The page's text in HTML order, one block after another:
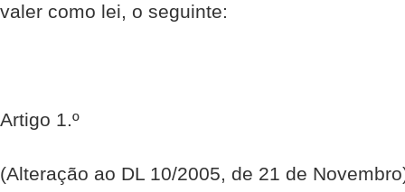
valer como lei, o seguinte:
Artigo 1.º
(Alteração ao DL 10/2005, de 21 de